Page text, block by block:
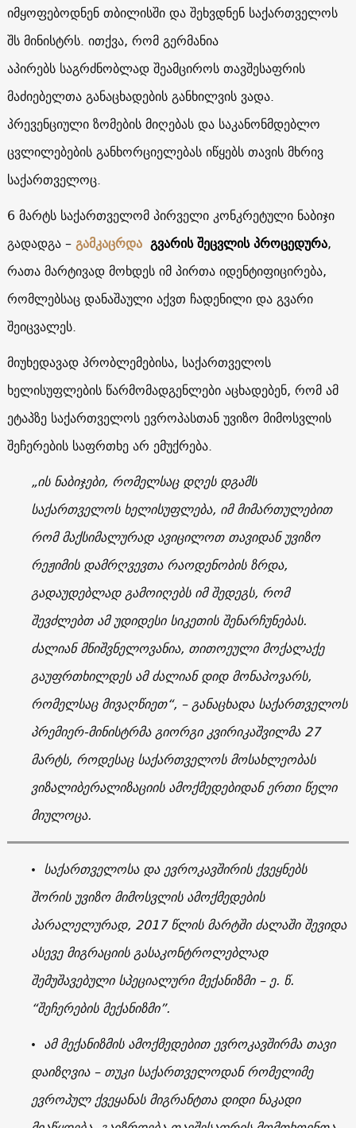
იმყოფებოდნენ თბილისში და შეხვდნენ საქართველოს
შს მინისტრს. ითქვა, რომ გერმანია
აპირებს საგრძნობლად შეამციროს თავშესაფრის
მაძიებელთა განაცხადების განხილვის ვადა.
პრევენციული ზომების მიღებას და საკანონმდებლო
ცვლილებების განხორციელებას იწყებს თავის მხრივ
საქართველოც.
6 მარტს საქართველომ პირველი კონკრეტული ნაბიჯი
გადადგა –გამკაცრდა გვარის შეცვლის პროცედურა,
რათა მარტივად მოხდეს იმ პირთა იდენტიფიცირება,
რომლებსაც დანაშაული აქვთ ჩადენილი და გვარი
შეიცვალეს.
მიუხედავად პრობლემებისა, საქართველოს
ხელისუფლების წარმომადგენლები აცხადებენ, რომ ამ
ეტაპზე საქართველოს ევროპასთან უვიზო მიმოსვლის
შეჩერების საფრთხე არ ემუქრება.
„ის ნაბიჯები, რომელსაც დღეს დგამს
საქართველოს ხელისუფლება, იმ მიმართულებით
რომ მაქსიმალურად ავიცილოთ თავიდან უვიზო
რეჟიმის დამრღვევთა რაოდენობის ზრდა,
გადაუდებლად გამოიღებს იმ შედეგს, რომ
შევძლებთ ამ უდიდესი სიკეთის შენარჩუნებას.
ძალიან მნიშვნელოვანია, თითოეული მოქალაქე
გაუფრთხილდეს ამ ძალიან დიდ მონაპოვარს,
რომელსაც მივაღწიეთ“, – განაცხადა საქართველოს
პრემიერ-მინისტრმა გიორგი კვირიკაშვილმა 27
მარტს, როდესაც საქართველოს მოსახლეობას
ვიზალიბერალიზაციის ამოქმედებიდან ერთი წელი
მიულოცა.
• საქართველოსა და ევროკავშირის ქვეყნებს
შორის უვიზო მიმოსვლის ამოქმედების
პარალელურად, 2017 წლის მარტში ძალაში შევიდა
ასევე მიგრაციის გასაკონტროლებლად
შემუშავებული სპეციალური მექანიზმი – ე. წ.
“შეჩერების მექანიზმი”.
• ამ მექანიზმის ამოქმედებით ევროკავშირმა თავი
დაიზღვია – თუკი საქართველოდან რომელიმე
ევროპულ ქვეყანას მიგრანტთა დიდი ნაკადი